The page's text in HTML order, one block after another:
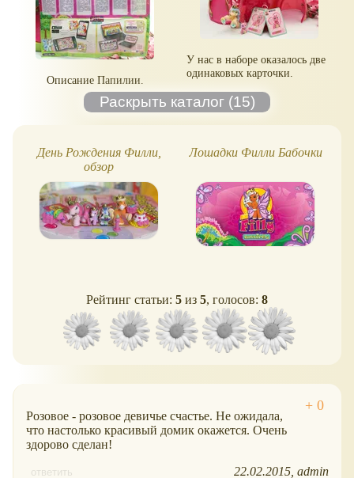
Описание Папилии.
У нас в наборе оказалось две
одинаковых карточки.
День Рождения Филли,
обзор
Лошадки Филли Бабочки
Рейтинг статьи: 5 из 5, голосов: 8
Розовое - розовое девичье счастье. Не ожидала,
что настолько красивый домик окажется. Очень
здорово сделан!
ответить 22.02.2015 admin